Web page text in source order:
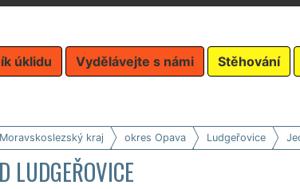
úklidu Vydělávejte s námi Stěhování
Moravskoslezský kraj okres Opava Ludgeřovice
LUDGEŘOVICE